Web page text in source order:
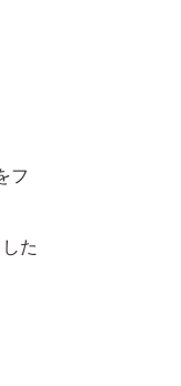
フ
た